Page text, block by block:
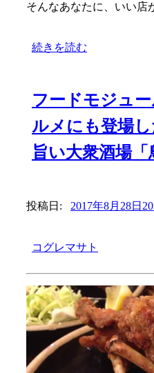
そんなあなたに、いい店
続きを読む
フードモジュ
ルメにも登場
旨い大衆酒場「
投稿日: 2017年8月28日
コグレマサト